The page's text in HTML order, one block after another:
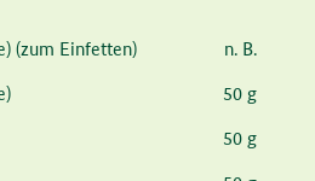
(zum Einfetten) n. B.
50 g
50 g